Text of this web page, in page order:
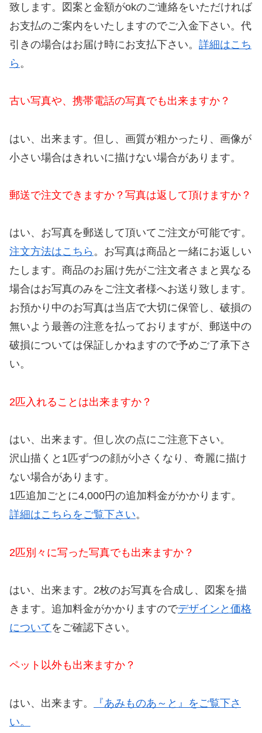
致します。図案と金額がokのご連絡をいただければ
お支払のご案内をいたしますのでご入金下さい。代
引きの場合はお届け時にお支払下さい。 詳細はこち
ら 。
古い写真や、携帯電話の写真でも出来ますか？
はい、出来ます。但し、画質が粗かったり、画像が
小さい場合はきれいに描けない場合があります。
郵送で注文できますか？写真は返して頂けますか？
はい、お写真を郵送して頂いてご注文が可能です。
注文方法はこちら 。お写真は商品と一緒にお返しい
たします。商品のお届け先がご注文者さまと異なる
場合はお写真のみをご注文者様へお送り致します。
お預かり中のお写真は当店で大切に保管し、破損の
無いよう最善の注意を払っておりますが、郵送中の
破損については保証しかねますので予めご了承下さ
い。
2匹入れることは出来ますか？
はい、出来ます。但し次の点にご注意下さい。
沢山描くと1匹ずつの顔が小さくなり、奇麗に描け
ない場合があります。
1匹追加ごとに4,000円の追加料金がかかります。
詳細はこちらをご覧下さい。
2匹別々に写った写真でも出来ますか？
はい、出来ます。2枚のお写真を合成し、図案を描
きます。追加料金がかかりますのでデザインと価格
について をご確認下さい。
ペット以外も出来ますか？
はい、出来ます。
『あみものあ～と』をご覧下さ
い。